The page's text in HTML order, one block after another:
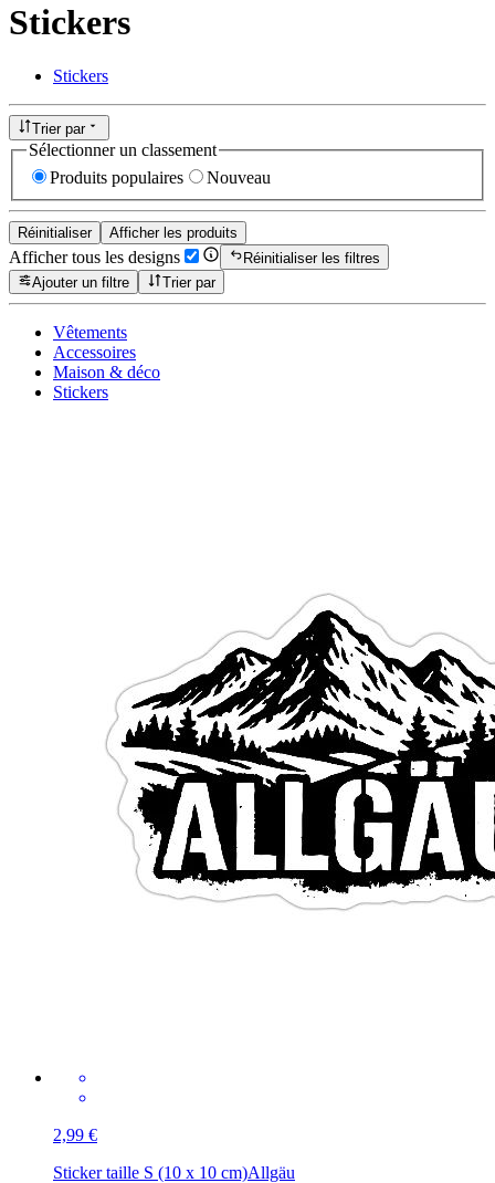
Stickers
Stickers
Trier par
Sélectionner un classement
Produits populaires
Nouveau
Réinitialiser Afficher les produits
Afficher tous les designs
Réinitialiser les filtres
Ajouter un filtre
Trier par
Vêtements
Accessoires
Maison & déco
Stickers
2,99 €
Sticker taille S (10 x 10 cm)Allgäu